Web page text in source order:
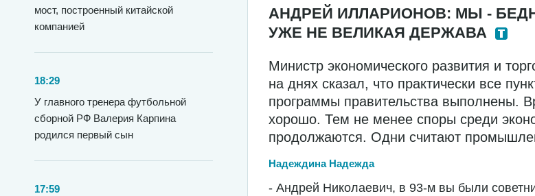
мост, построенный китайской
компанией
18:29
У главного тренера футбольной
сборной РФ Валерия Карпина
родился первый сын
17:59
АНДРЕЙ ИЛЛАРИОНОВ: МЫ -
УЖЕ НЕ ВЕЛИКАЯ ДЕРЖАВА
Министр экономического развития и
на днях сказал, что практически все
программы правительства выполнены.
хорошо. Тем не менее споры среди
продолжаются. Одни считают
Надеждина Надежда
- Андрей Николаевич, в 93-м вы были